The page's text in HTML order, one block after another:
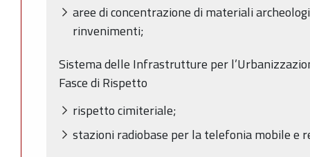
aree di concentrazione di materiali
rinvenimenti;
Sistema delle Infrastrutture per
Fasce di Rispetto
rispetto cimiteriale;
stazioni radiobase per la telefonia mobile e